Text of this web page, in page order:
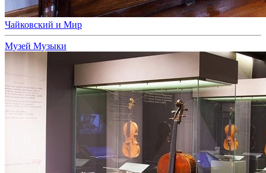
Чайковский и Мир
Музей Музыки